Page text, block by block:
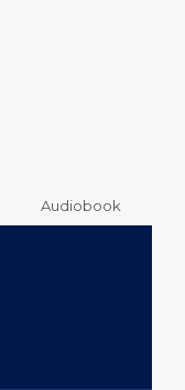
Audiobook